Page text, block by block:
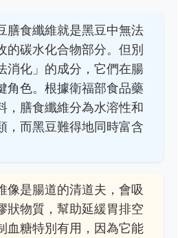
膳食纖維就是黑豆中無法
的碳水化合物部分。但別
消化」的成分，它們在腸
角色。根據衛福部食品藥
，膳食纖維分為水溶性和
，而黑豆難得地同時富含
像是腸道的清道夫，會吸
狀物質，幫助延緩胃排空
血糖特別有用，因為它能